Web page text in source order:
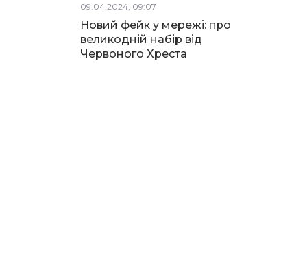
09.04.2024, 09:07
Новий фейк у мережі: про
великодній набір від
Червоного Хреста